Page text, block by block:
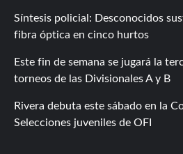
Síntesis policial: Desconocidos
fibra óptica en cinco hurtos
Este fin de semana se jugará la
torneos de las Divisionales A y B
Rivera debuta este sábado en la
Selecciones juveniles de OFI